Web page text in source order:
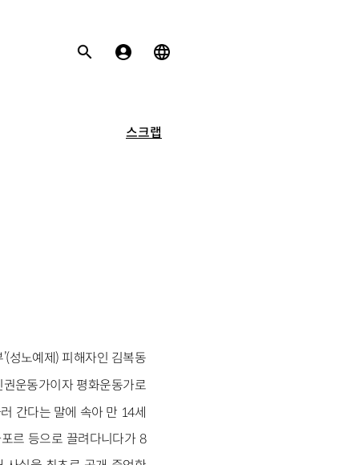
스크랩
’(성노예제) 피해자인 김복동
운동가이자 평화운동가로
간다는 말에 속아 만 14세
르 등으로 끌려다니다가 8